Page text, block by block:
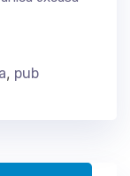
, pub